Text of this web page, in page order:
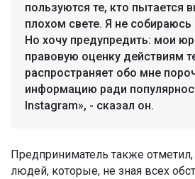
пользуются те, кто пытается
плохом свете. Я не
Но хочу предупредить: мои
правовую оценку действиям
распространяет обо мне
информацию ради
Instagram», - сказал он.
Предприниматель также
людей, которые, не зная всех